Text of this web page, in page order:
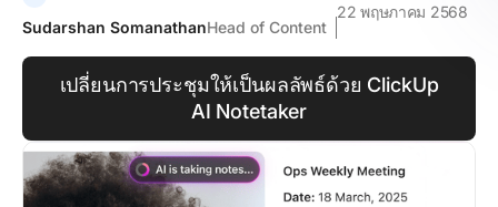
Sudarshan SomanathanHead of Content
22 พฤษภาคม 2568
เปลี่ยนการประชุมให้เป็นผลลัพธ์ด้วย ClickUp
AI Notetaker